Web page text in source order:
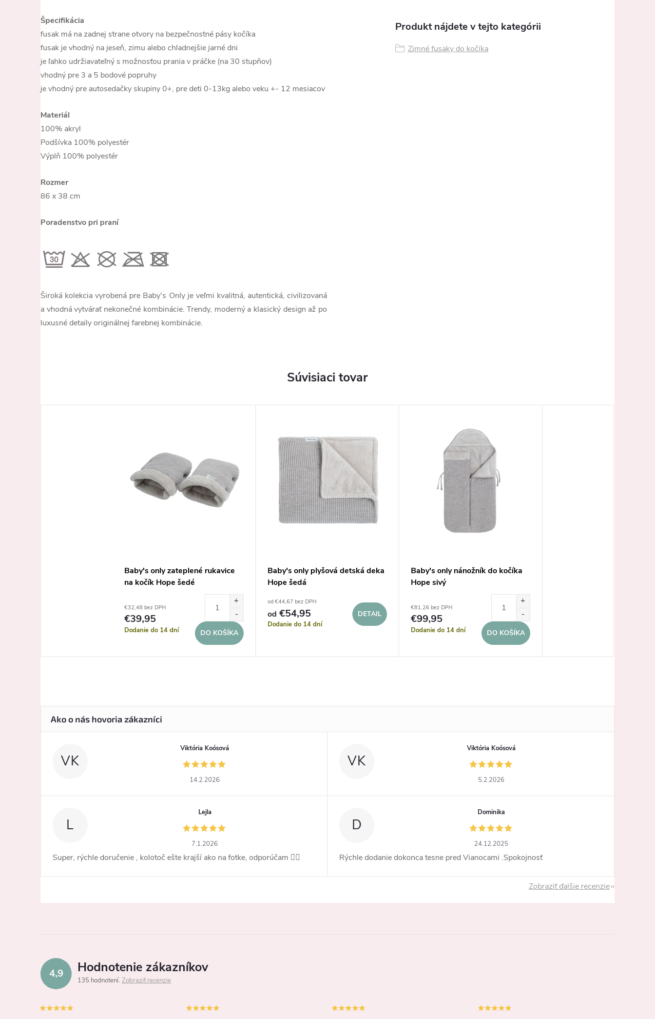
Špecifikácia
fusak má na zadnej strane otvory na bezpečnostné pásy kočíka
fusak je vhodný na jeseň, zimu alebo chladnejšie jarné dni
je ľahko udržiavateľný s možnosťou prania v práčke (na 30 stupňov)
vhodný pre 3 a 5 bodové popruhy
je vhodný pre autosedačky skupiny 0+, pre deti 0-13kg alebo veku +- 12 mesiacov
Materiál
100% akryl
Podšívka 100% polyestér
Výplň 100% polyestér
Rozmer
86 x 38 cm
Poradenstvo pri praní
Široká kolekcia vyrobená pre Baby's Only je veľmi kvalitná, autentická, civilizovaná
a vhodná vytvárať nekonečné kombinácie. Trendy, moderný a klasický design až po
luxusné detaily originálnej farebnej kombinácie.
Produkt nájdete v tejto kategórii
Zimné fusaky do kočíka
Súvisiaci tovar
Baby's only zateplené rukavice
na kočík Hope šedé
€32,48 bez DPH
€39,95
Dodanie do 14 dní DO KOŠÍKA
Baby's only plyšová detská deka
Hope šedá
od €44,67 bez DPH
od €54,95
Dodanie do 14 dní
DETAIL
Baby's only nánožník do kočíka
Hope sivý
€81,26 bez DPH
€99,95
Dodanie do 14 dní DO KOŠÍKA
VK
Viktória Koósová
14.2.2026
VK
Viktória Koósová
5.2.2026
L
Lejla
7.1.2026
Super, rýchle doručenie , kolotoč ešte krajší ako na fotke, odporúčam 👍🏻
D
Dominika
24.12.2025
Rýchle dodanie dokonca tesne pred Vianocami .Spokojnosť
Zobraziť ďalšie recenzie
4,9 Hodnotenie zákazníkov
135 hodnotení Zobraziť recenzie